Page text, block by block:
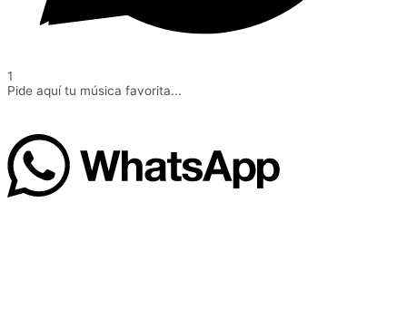
1
Pide aquí tu música favorita...